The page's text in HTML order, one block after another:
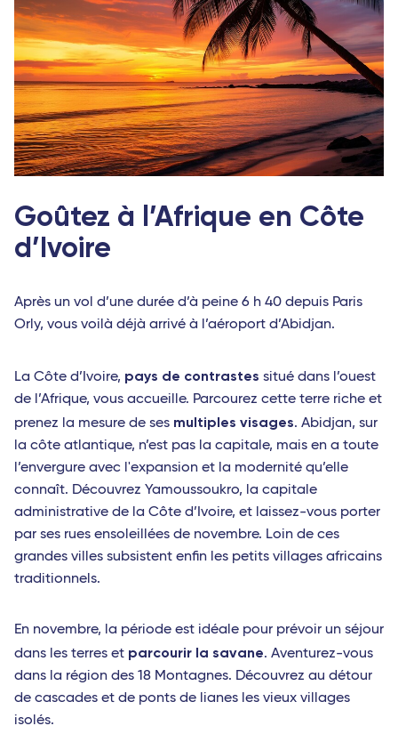
Goûtez à l’Afrique en Côte
d’Ivoire
Après un vol d’une durée d’à peine 6 h 40 depuis Paris
Orly, vous voilà déjà arrivé à l’aéroport d’Abidjan.
La Côte d’Ivoire, pays de contrastes situé dans l’ouest
de l’Afrique, vous accueille. Parcourez cette terre riche et
prenez la mesure de ses multiples visages. Abidjan, sur
la côte atlantique, n’est pas la capitale, mais en a toute
l’envergure avec l'expansion et la modernité qu’elle
connaît. Découvrez Yamoussoukro, la capitale
administrative de la Côte d’Ivoire, et laissez-vous porter
par ses rues ensoleillées de novembre. Loin de ces
grandes villes subsistent enfin les petits villages africains
traditionnels.
En novembre, la période est idéale pour prévoir un séjour
dans les terres et parcourir la savane. Aventurez-vous
dans la région des 18 Montagnes. Découvrez au détour
de cascades et de ponts de lianes les vieux villages
isolés.